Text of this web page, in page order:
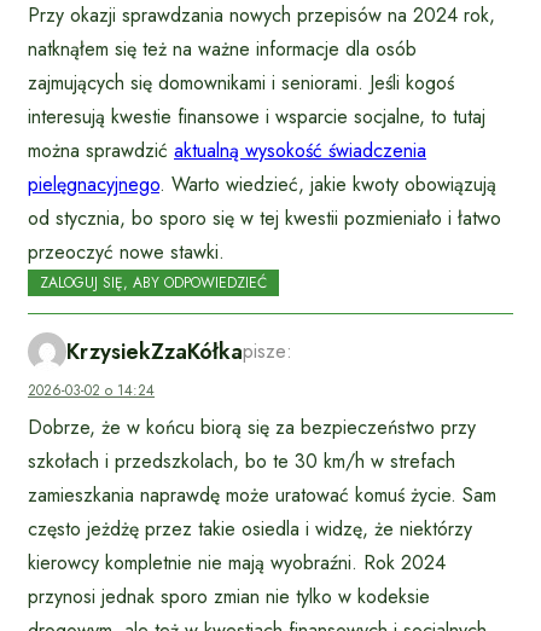
Przy okazji sprawdzania nowych przepisów na 2024 rok,
natknąłem się też na ważne informacje dla osób
zajmujących się domownikami i seniorami. Jeśli kogoś
interesują kwestie finansowe i wsparcie socjalne, to tutaj
można sprawdzić aktualną wysokość świadczenia
pielęgnacyjnego. Warto wiedzieć, jakie kwoty obowiązują
od stycznia, bo sporo się w tej kwestii pozmieniało i łatwo
przeoczyć nowe stawki.
ZALOGUJ SIĘ, ABY ODPOWIEDZIEĆ
KrzysiekZzaKółkapisze:
2026-03-02 o 14:24
Dobrze, że w końcu biorą się za bezpieczeństwo przy
szkołach i przedszkolach, bo te 30 km/h w strefach
zamieszkania naprawdę może uratować komuś życie. Sam
często jeżdżę przez takie osiedla i widzę, że niektórzy
kierowcy kompletnie nie mają wyobraźni. Rok 2024
przynosi jednak sporo zmian nie tylko w kodeksie